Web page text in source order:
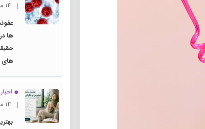
۱۴ مرداد ۱۴۰۵
ها
های
۱۴ مرداد ۱۴۰۵